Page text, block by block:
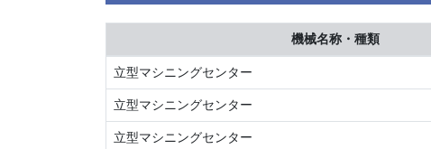
機械名称・種類
立型マシニングセンター
立型マシニングセンター
立型マシニングセンター